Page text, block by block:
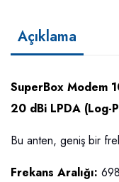
Açıklama
SuperBox Modem
20 dBi LPDA (Log-
Bu anten, geniş bir
Frekans Aralığı: